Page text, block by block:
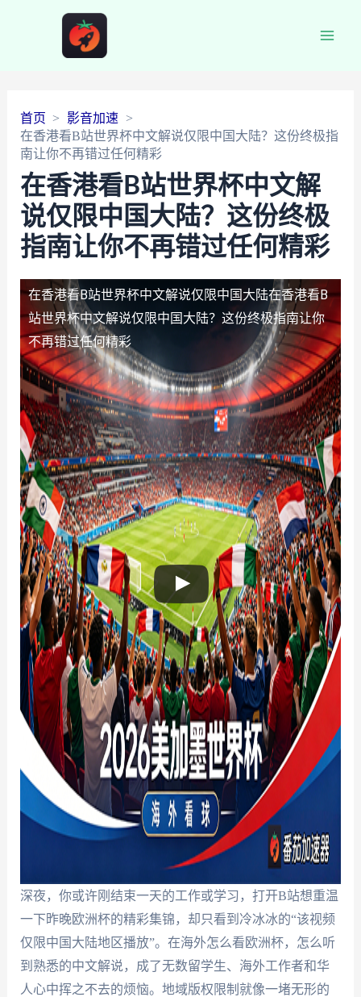
首页
影音加速
在香港看B站世界杯中文解说仅限中国大陆？这份终极指
南让你不再错过任何精彩
在香港看B站世界杯中文解
说仅限中国大陆？这份终极
指南让你不再错过任何精彩
在香港看B站世界杯中文解说仅限中国大陆在香港看B
站世界杯中文解说仅限中国大陆？这份终极指南让你
不再错过任何精彩
深夜，你或许刚结束一天的工作或学习，打开B站想重温
一下昨晚欧洲杯的精彩集锦，却只看到冷冰冰的“该视频
仅限中国大陆地区播放”。在海外怎么看欧洲杯，怎么听
到熟悉的中文解说，成了无数留学生、海外工作者和华
人心中挥之不去的烦恼。地域版权限制就像一堵无形的